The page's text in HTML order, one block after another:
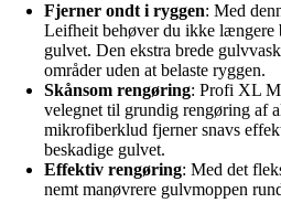
Fjerner ondt i ryggen: Med
Leifheit behøver du ikke længere
gulvet. Den ekstra brede
områder uden at belaste ryggen.
Skånsom rengøring: Profi XL
velegnet til grundig rengøring af
mikrofiberklud fjerner snavs
beskadige gulvet.
Effektiv rengøring: Med det
nemt manøvrere gulvmoppen